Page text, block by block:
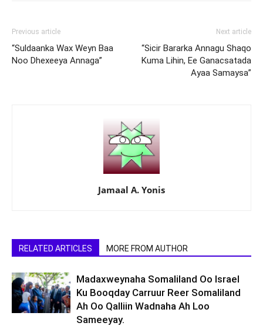
Previous article
“Suldaanka Wax Weyn Baa
Noo Dhexeeya Annaga”
Next article
“Sicir Bararka Annagu Shaqo
Kuma Lihin, Ee Ganacsatada
Ayaa Samaysa”
Jamaal A. Yonis
RELATED ARTICLES MORE FROM AUTHOR
Madaxweynaha Somaliland Oo Israel
Ku Booqday Carruur Reer Somaliland
Ah Oo Qalliin Wadnaha Ah Loo
Sameeyay.